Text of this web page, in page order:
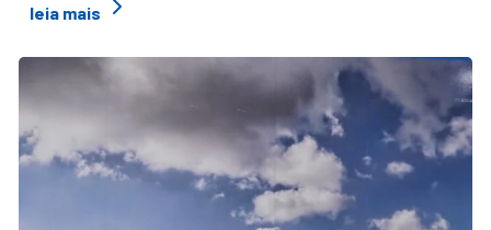
leia mais